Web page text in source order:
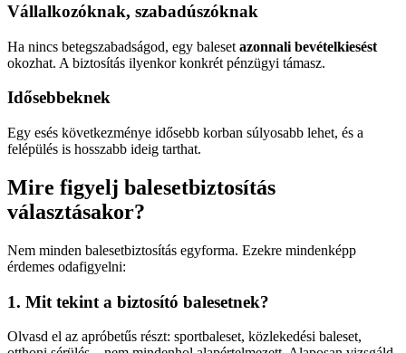
Vállalkozóknak, szabadúszóknak
Ha nincs betegszabadságod, egy baleset azonnali bevételkiesést
okozhat. A biztosítás ilyenkor konkrét pénzügyi támasz.
Idősebbeknek
Egy esés következménye idősebb korban súlyosabb lehet, és a
felépülés is hosszabb ideig tarthat.
Mire figyelj balesetbiztosítás
választásakor?
Nem minden balesetbiztosítás egyforma. Ezekre mindenképp
érdemes odafigyelni:
1. Mit tekint a biztosító balesetnek?
Olvasd el az apróbetűs részt: sportbaleset, közlekedési baleset,